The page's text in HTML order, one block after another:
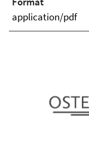
application/pdf